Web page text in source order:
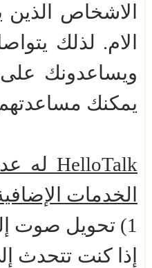
الاشخاص الذين
الام. لذلك
ويساعدونك على
يمكنك
HelloTalkله
الخدمات
1) تحويل صوت إلى نص
إذا كنت تتحدث